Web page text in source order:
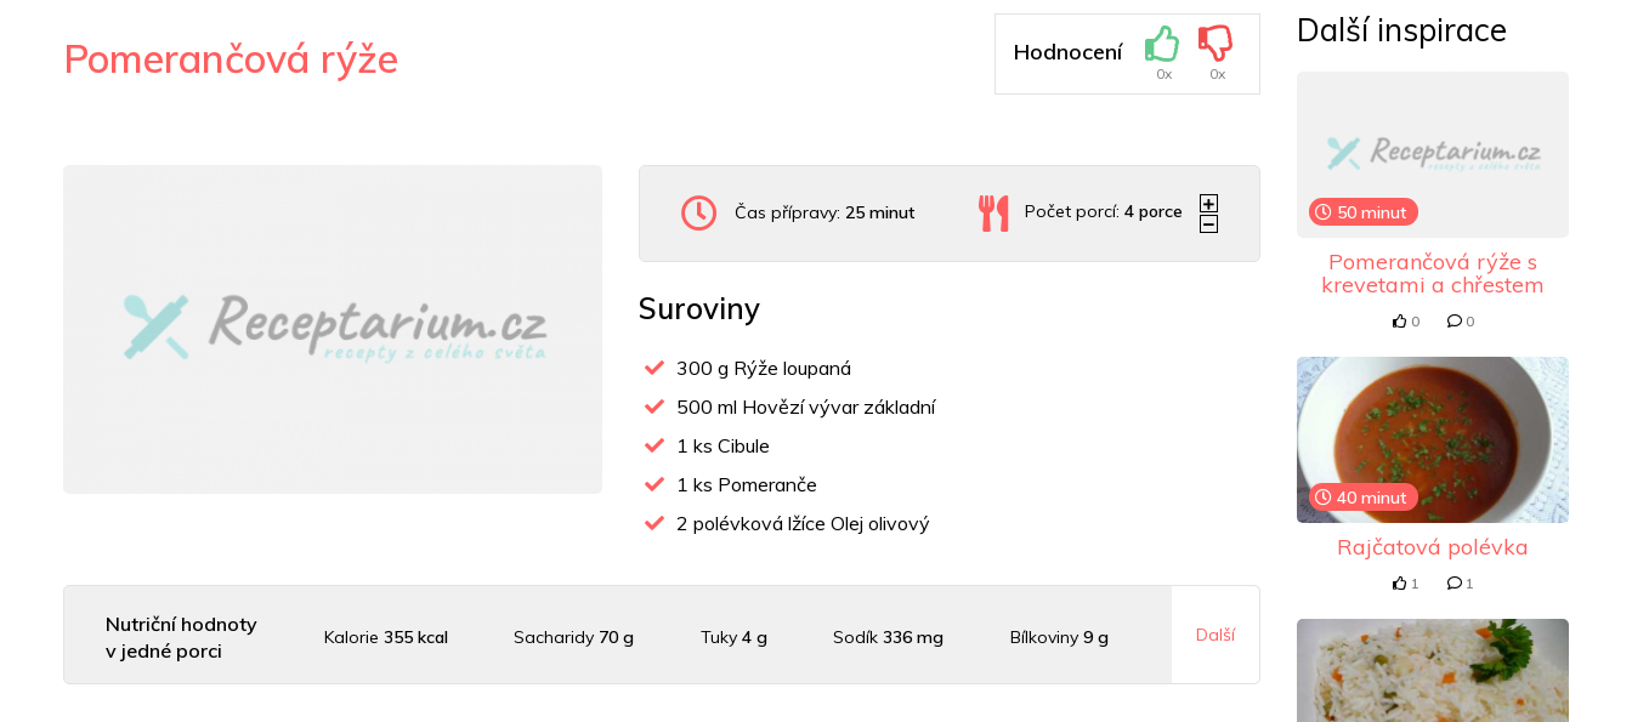
Pomerančová rýže Hodnocení
0x 0x
Čas přípravy: 25 minut Počet porcí:4 porce
Suroviny
300 g Rýže loupaná
500 ml Hovězí vývar základní
1 ks Cibule
1 ks Pomeranče
2 polévková lžíce Olej olivový
Nutriční hodnoty
v jedné porci
Kalorie 355 kcal Sacharidy 70 g Tuky 4 g Sodík336 mg Bílkoviny 9 g Další
Další inspirace
50 minut
Pomerančová rýže s
krevetami a chřestem
0 0
40 minut
Rajčatová polévka
1 1